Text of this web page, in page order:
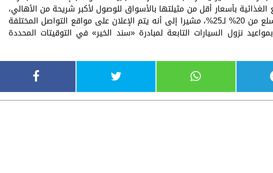
بأسعار أقل من مثيلتها بالأسواق للوصول لأكبر شريحة من الأهالي،
وتتراوح نسب التخفيضات على السلع من 20% لـ25%، مشيرا إلى أنه يتم الإعلان على مواقع التواصل المختلفة
نزول السيارات التابعة لمبادرة «سند الخير» في التوقيتات المحددة